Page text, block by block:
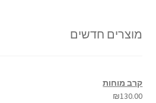
מוצרים חדשים
קרב מוחות
₪130.00